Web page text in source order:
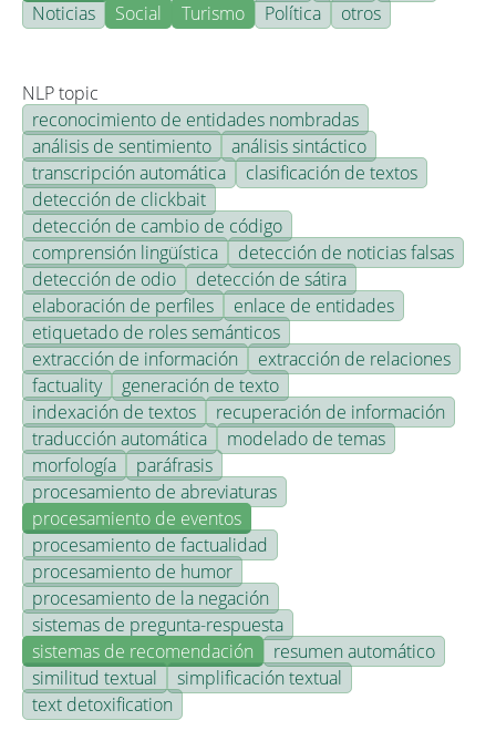
Noticias
Social Turismo Política otros
NLP topic
reconocimiento de entidades nombradas
análisis de sentimiento
análisis sintáctico
transcripción automática
clasificación de textos
detección de clickbait
detección de cambio de código
comprensión lingüística
detección de noticias falsas
detección de odio
detección de sátira
elaboración de perfiles
enlace de entidades
etiquetado de roles semánticos
extracción de información
extracción de relaciones
factuality
generación de texto
indexación de textos
recuperación de información
traducción automática
modelado de temas
morfología
paráfrasis
procesamiento de abreviaturas
procesamiento de eventos
procesamiento de factualidad
procesamiento de humor
procesamiento de la negación
sistemas de pregunta-respuesta
sistemas de recomendación
resumen automático
similitud textual
simplificación textual
text detoxification